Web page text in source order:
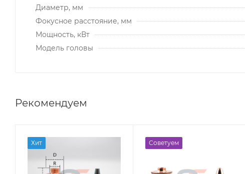
Диаметр, мм
Фокусное расстояние, мм
Мощность, кВт
Модель головы
Рекомендуем
Хит Советуем